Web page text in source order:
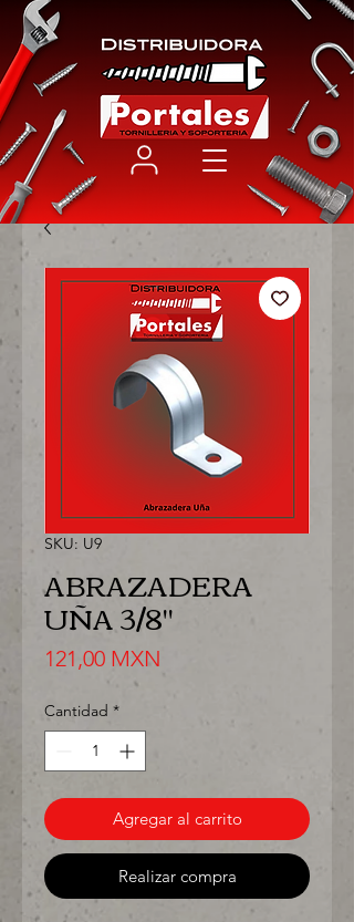
SKU: U9
ABRAZADERA
UÑA 3/8"
121,00 MXN
Cantidad *
Agregar al carrito
Realizar compra